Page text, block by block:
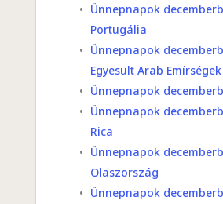
Ünnepnapok
Portugália
Ünnepnapok
Egyesült Arab Emírségek
Ünnepnapok
Ünnepnapok
Rica
Ünnepnapok
Olaszország
Ünnepnapok